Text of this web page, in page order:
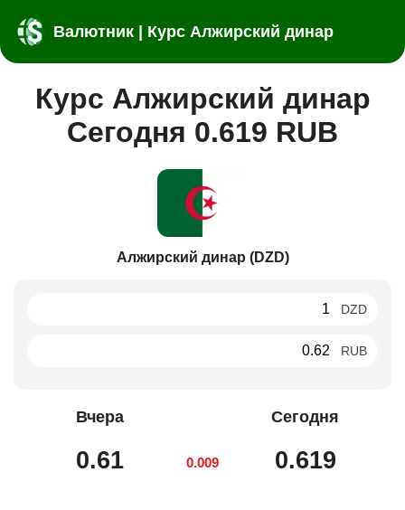
Валютник | Курс Алжирский динар
Курс Алжирский динар
Сегодня 0.619 RUB
Алжирский динар (DZD)
DZD
RUB
Вчера
0.61 0.009
Сегодня
0.619